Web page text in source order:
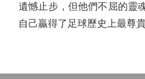
遺憾止步，但他們不屈的靈
自己贏得了足球歷史上最尊貴